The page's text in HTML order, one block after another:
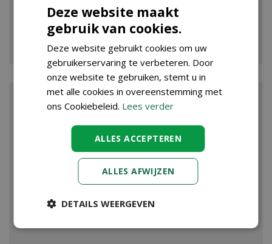
VIJVER
Deze website maakt
gebruik van cookies.
Deze website gebruikt cookies om uw
gebruikerservaring te verbeteren. Door
onze website te gebruiken, stemt u in
met alle cookies in overeenstemming met
ons Cookiebeleid. Lees verder
ALLES ACCEPTEREN
ALLES AFWIJZEN
DETAILS WEERGEVEN